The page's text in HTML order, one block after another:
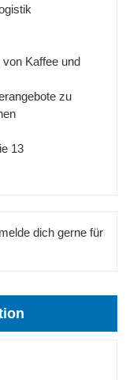
Kaffee und
zu
13
dich gerne für